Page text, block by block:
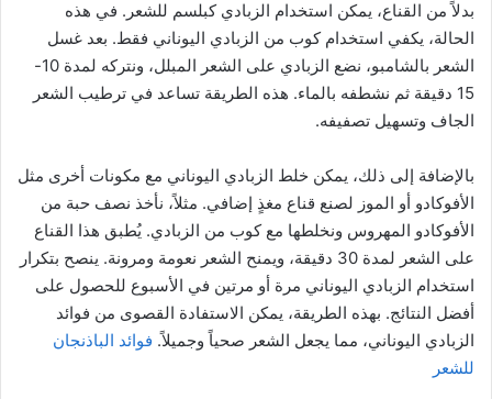
بدلاً من القناع، يمكن استخدام الزبادي كبلسم للشعر. في هذه
الحالة، يكفي استخدام كوب من الزبادي اليوناني فقط. بعد غسل
الشعر بالشامبو، نضع الزبادي على الشعر المبلل، ونتركه لمدة 10-
15 دقيقة ثم نشطفه بالماء. هذه الطريقة تساعد في ترطيب الشعر
الجاف وتسهيل تصفيفه.
بالإضافة إلى ذلك، يمكن خلط الزبادي اليوناني مع مكونات أخرى مثل
الأفوكادو أو الموز لصنع قناع مغذٍ إضافي. مثلاً، نأخذ نصف حبة من
الأفوكادو المهروس ونخلطها مع كوب من الزبادي. يُطبق هذا القناع
على الشعر لمدة 30 دقيقة، ويمنح الشعر نعومة ومرونة. ينصح بتكرار
استخدام الزبادي اليوناني مرة أو مرتين في الأسبوع للحصول على
أفضل النتائج. بهذه الطريقة، يمكن الاستفادة القصوى من فوائد
الزبادي اليوناني، مما يجعل الشعر صحياً وجميلاً. فوائد الباذنجان
للشعر